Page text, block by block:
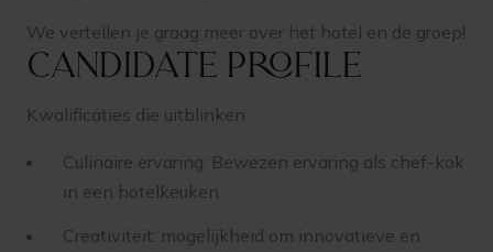
We vertellen je graag meer over het hotel en de groep!
Candidate profile
Kwalificaties die uitblinken:
Culinaire ervaring: Bewezen ervaring als chef-kok
in een hotelkeuken.
Creativiteit: mogelijkheid om innovatieve en